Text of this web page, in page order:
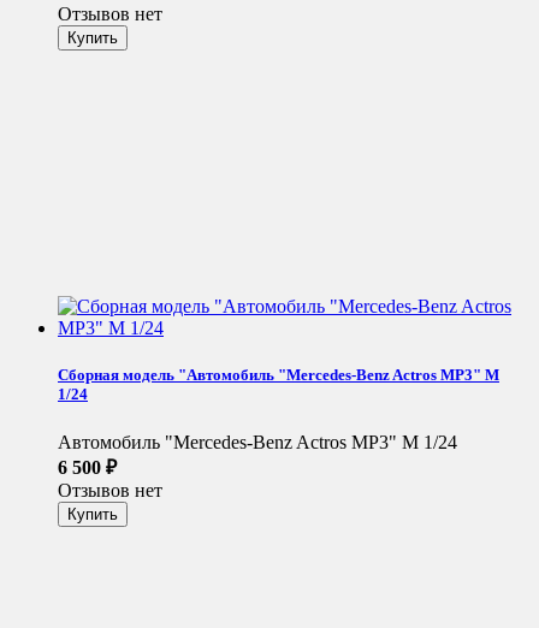
Отзывов нет
Сборная модель "Автомобиль "Mercedes-Benz Actros MP3" М
1/24
Автомобиль "Mercedes-Benz Actros MP3" М 1/24
6 500 ₽
Отзывов нет